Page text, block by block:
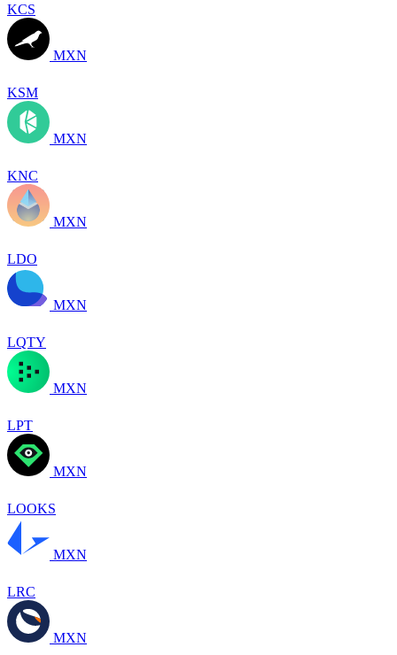
KCS
MXN
KSM
MXN
KNC
MXN
LDO
MXN
LQTY
MXN
LPT
MXN
LOOKS
MXN
LRC
MXN